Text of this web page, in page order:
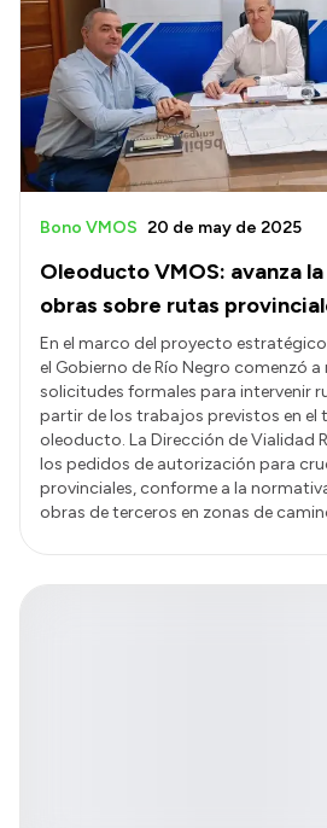
Oleoducto VMOS: avanza
obras sobre rutas
Bono VMOS 20 de may de 2025
En el marco del proyecto
el Gobierno de Río Negro comenzó
solicitudes formales para intervenir
partir de los trabajos previstos en el
oleoducto. La Dirección de Vialidad
los pedidos de autorización para
provinciales, conforme a la
obras de terceros en zonas de